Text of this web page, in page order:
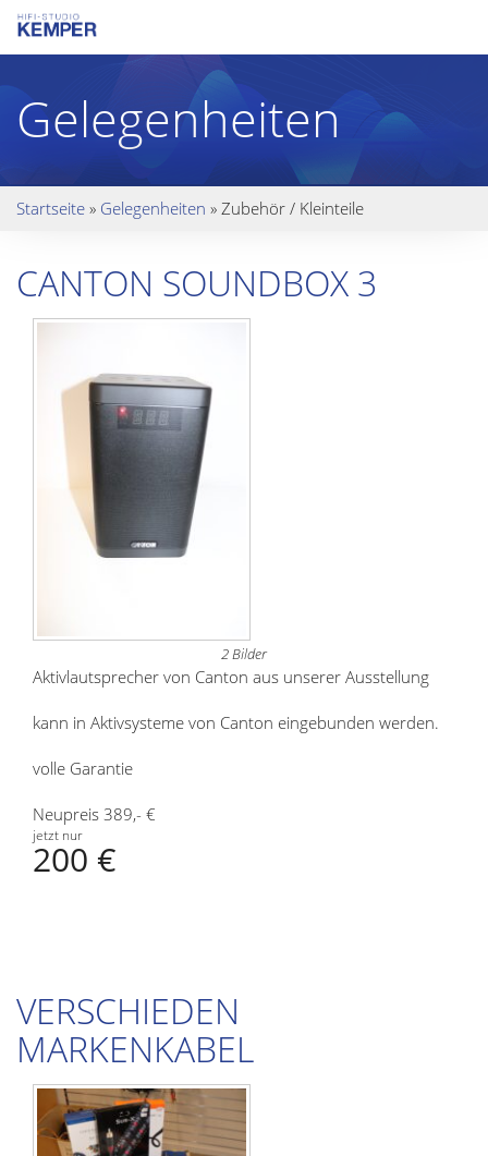
Gelegenheiten
Startseite » Gelegenheiten » Zubehör / Kleinteile
CANTON SOUNDBOX 3
2 Bilder
Aktivlautsprecher von Canton aus unserer Ausstellung
kann in Aktivsysteme von Canton eingebunden werden.
volle Garantie
Neupreis 389,- €
jetzt nur
200 €
VERSCHIEDEN
MARKENKABEL